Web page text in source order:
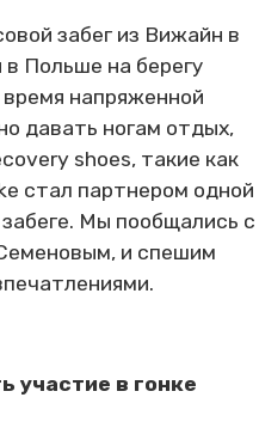
забег из Вижайн в
Польше на берегу
напряженной
давать ногам отдых,
shoes, такие как
стал партнером одной
Мы пообщались с
и спешим
участие в гонке